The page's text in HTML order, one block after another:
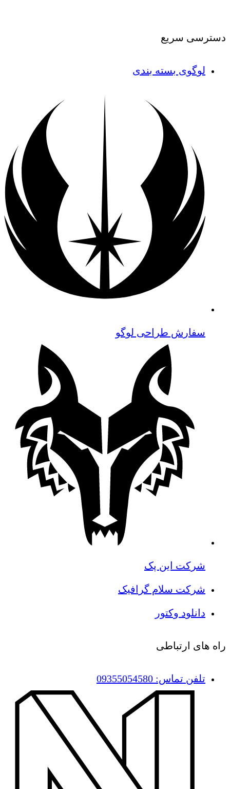
دسترسی سریع
لوگوی بسته بندی
سفارش طراحی لوگو
شرکت این پک
شرکت سلام گرافیک
دانلود وکتور
راه های ارتباطی
تلفن تماس: 09355054580